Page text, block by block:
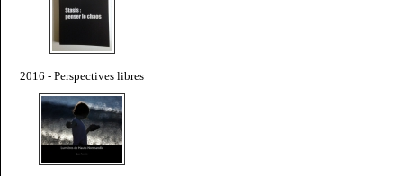
2016 - Perspectives libres